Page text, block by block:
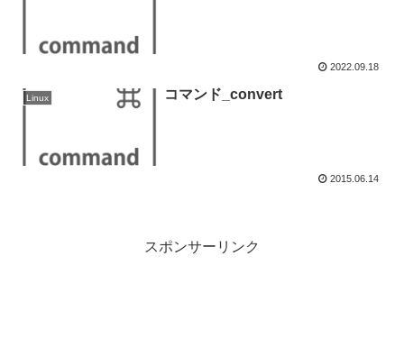
2022.09.18
Linux コマンド_convert
2015.06.14
スポンサーリンク